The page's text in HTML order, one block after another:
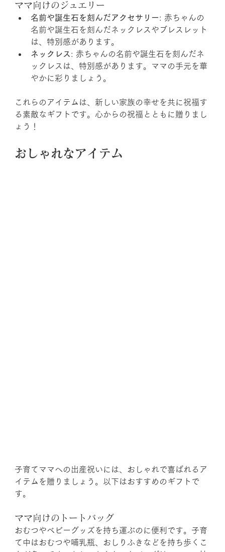
ママ向けのジュエリー
名前や誕生石を刻んだアクセサリー: 赤ちゃんの
名前や誕生石を刻んだネックレスやブレスレット
は、特別感があります。
ネックレス : 赤ちゃんの名前や誕生石を刻んだネ
ックレスは、特別感があります。ママの手元を華
やかに彩りましょう。
これらのアイテムは、新しい家族の幸せを共に祝福す
る素敵なギフトです。心からの祝福とともに贈りまし
ょう！
おしゃれなアイテム
子育てママへの出産祝いには、おしゃれで喜ばれるア
イテムを贈りましょう。以下はおすすめのギフトで
す。
ママ向けのトートバッグ
おむつやベビーグッズを持ち運ぶのに便利です。子育
て中はおむつや哺乳瓶、おしりふきなどを持ち歩くこ